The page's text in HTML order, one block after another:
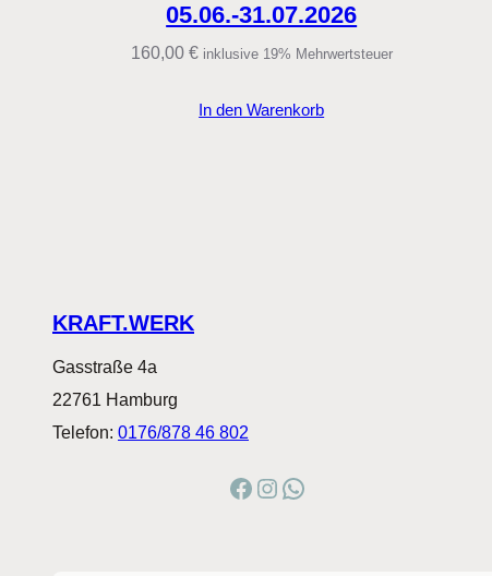
05.06.-31.07.2026
160,00 € inklusive 19% Mehrwertsteuer
In den Warenkorb
KRAFT.WERK
Gasstraße 4a
22761 Hamburg
Telefon: 0176/878 46 802
Facebook Instagram WhatsApp